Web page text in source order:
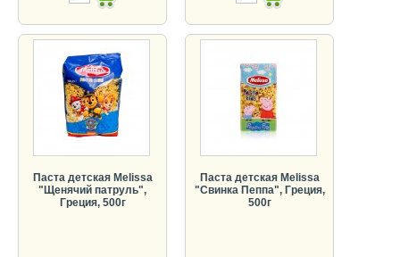
Паста детская Melissa
"Щенячий патруль",
Греция, 500г
Паста детская Melissa
"Свинка Пеппа", Греция,
500г